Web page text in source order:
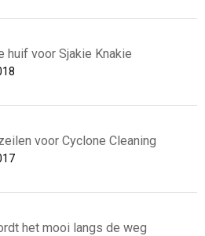
huif voor Sjakie Knakie
voor Cyclone Cleaning
het mooi langs de weg